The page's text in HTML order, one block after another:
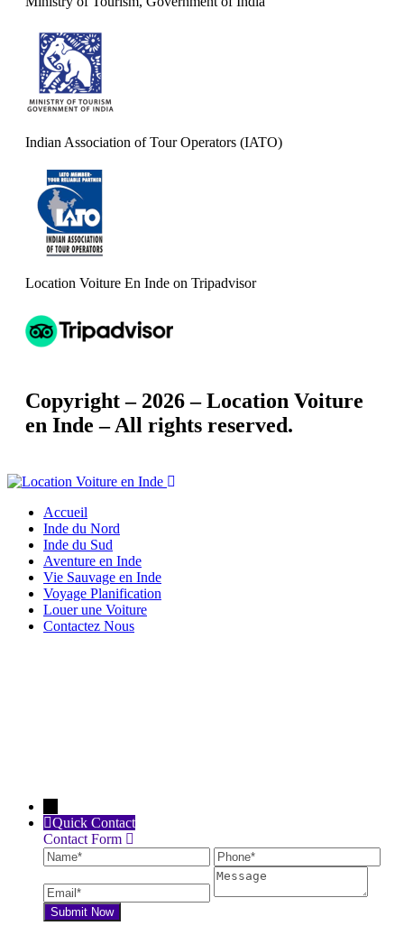
Indian Association of Tour Operators (IATO)
Location Voiture En Inde on Tripadvisor
Copyright – 2026 – Location Voiture
en Inde – All rights reserved.
Accueil
Inde du Nord
Inde du Sud
Aventure en Inde
Vie Sauvage en Inde
Voyage Planification
Louer une Voiture
Contactez Nous
Quick Contact
Contact Form
Name
Phone
Message